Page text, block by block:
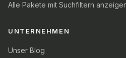
Alle Pakete mit Suchfiltern
UNTERNEHMEN
Unser Blog